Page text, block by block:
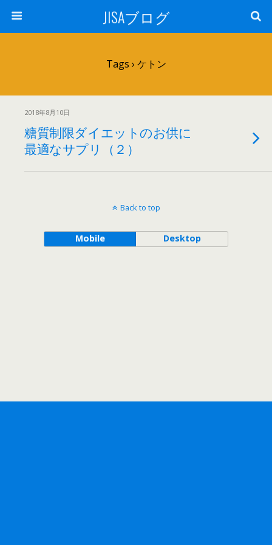
JISAブログ
Tags › ケトン
2018年8月10日
糖質制限ダイエットのお供に
最適なサプリ（２）
Back to top
Mobile Desktop